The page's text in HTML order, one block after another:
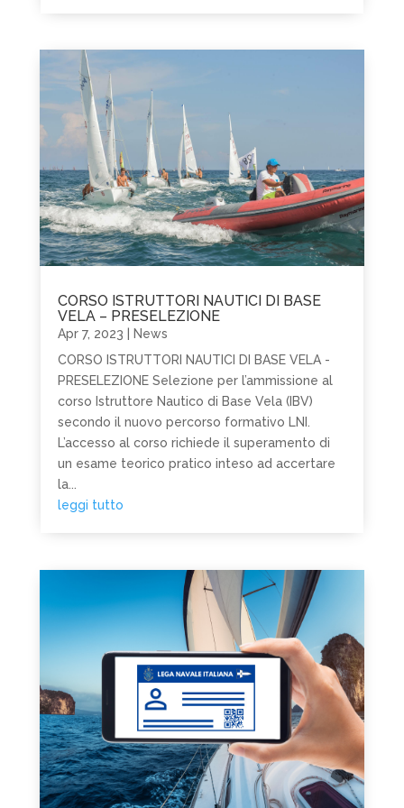
CORSO ISTRUTTORI NAUTICI DI BASE
VELA – PRESELEZIONE
Apr 7, 2023
News
CORSO ISTRUTTORI NAUTICI DI BASE VELA -
PRESELEZIONE Selezione per l’ammissione al
corso Istruttore Nautico di Base Vela (IBV)
secondo il nuovo percorso formativo LNI.
L’accesso al corso richiede il superamento di
un esame teorico pratico inteso ad accertare
la...
leggi tutto